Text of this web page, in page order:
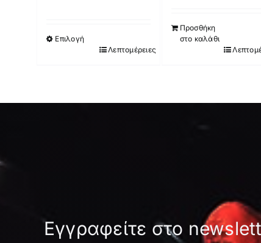
Επιλογή
έχει
στη
Λεπτομέρειες
Προσθήκη
στο καλάθι
Εγγραφείτε στο